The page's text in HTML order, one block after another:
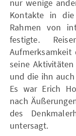
nur wenige
Kontakte in
Rahmen von
festigte.
seine
und die ihn
Es war Erich
nach
des
untersagt.